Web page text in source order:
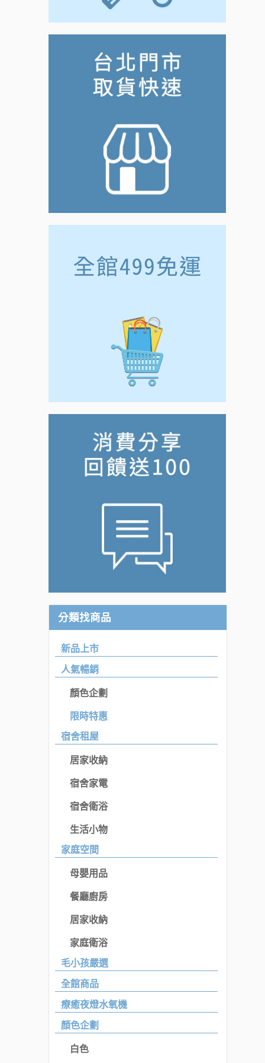
分類找商品
新品上市
人氣暢銷
顏色企劃
限時特惠
宿舍租屋
居家收納
宿舍家電
宿舍衛浴
生活小物
家庭空間
母嬰用品
餐廳廚房
居家收納
家庭衛浴
毛小孩嚴選
全館商品
療癒夜燈水氧機
顏色企劃
白色